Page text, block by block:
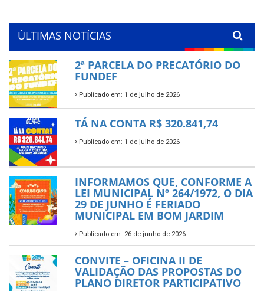
ÚLTIMAS NOTÍCIAS
2ª PARCELA DO PRECATÓRIO DO
FUNDEF
Publicado em: 1 de julho de 2026
TÁ NA CONTA R$ 320.841,74
Publicado em: 1 de julho de 2026
INFORMAMOS QUE, CONFORME A
LEI MUNICIPAL Nº 264/1972, O DIA
29 DE JUNHO É FERIADO
MUNICIPAL EM BOM JARDIM
Publicado em: 26 de junho de 2026
CONVITE – OFICINA II DE
VALIDAÇÃO DAS PROPOSTAS DO
PLANO DIRETOR PARTICIPATIVO